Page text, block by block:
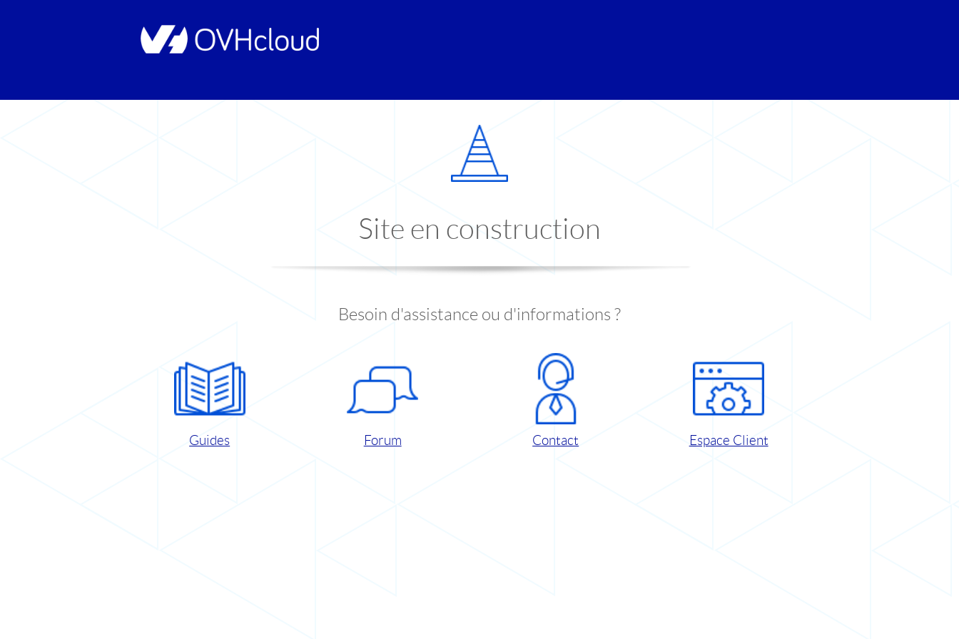
Site en construction
Besoin d'assistance ou d'informations ?
Guides Forum Contact Espace Client